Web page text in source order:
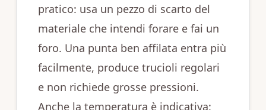
pratico: usa un pezzo di scarto del
materiale che intendi forare e fai un
foro. Una punta ben affilata entra più
facilmente, produce trucioli regolari
e non richiede grosse pressioni.
Anche la temperatura è indicativa: